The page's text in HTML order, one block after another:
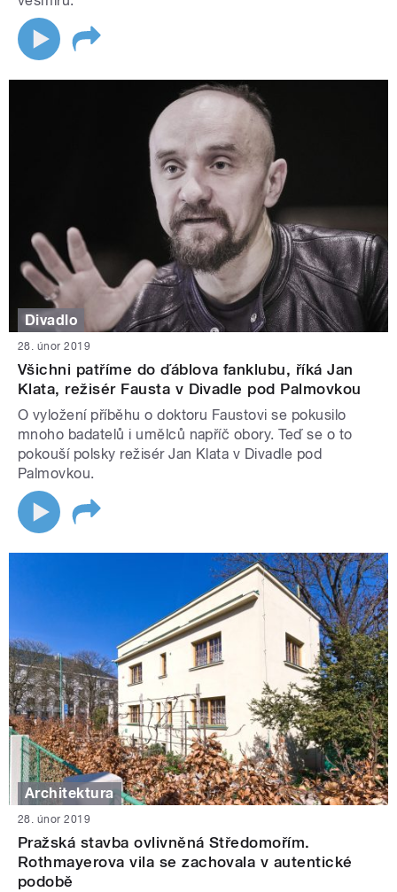
Divadlo
28. únor 2019
Všichni patříme do ďáblova fanklubu, říká Jan
Klata, režisér Fausta v Divadle pod Palmovkou
O vyložení příběhu o doktoru Faustovi se pokusilo
mnoho badatelů i umělců napříč obory. Teď se o to
pokouší polsky režisér Jan Klata v Divadle pod
Palmovkou.
Architektura
28. únor 2019
Pražská stavba ovlivněná Středomořím.
Rothmayerova vila se zachovala v autentické
podobě